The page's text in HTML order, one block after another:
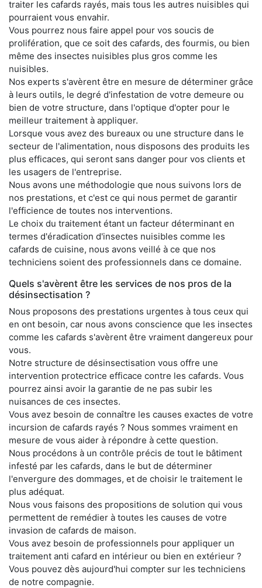
traiter les cafards rayés, mais tous les autres nuisibles qui
pourraient vous envahir.
Vous pourrez nous faire appel pour vos soucis de
prolifération, que ce soit des cafards, des fourmis, ou bien
même des insectes nuisibles plus gros comme les
nuisibles.
Nos experts s'avèrent être en mesure de déterminer grâce
à leurs outils, le degré d'infestation de votre demeure ou
bien de votre structure, dans l'optique d'opter pour le
meilleur traitement à appliquer.
Lorsque vous avez des bureaux ou une structure dans le
secteur de l'alimentation, nous disposons des produits les
plus efficaces, qui seront sans danger pour vos clients et
les usagers de l'entreprise.
Nous avons une méthodologie que nous suivons lors de
nos prestations, et c'est ce qui nous permet de garantir
l'efficience de toutes nos interventions.
Le choix du traitement étant un facteur déterminant en
termes d'éradication d'insectes nuisibles comme les
cafards de cuisine, nous avons veillé à ce que nos
techniciens soient des professionnels dans ce domaine.
Quels s'avèrent être les services de nos pros de la
désinsectisation ?
Nous proposons des prestations urgentes à tous ceux qui
en ont besoin, car nous avons conscience que les insectes
comme les cafards s'avèrent être vraiment dangereux pour
vous.
Notre structure de désinsectisation vous offre une
intervention protectrice efficace contre les cafards. Vous
pourrez ainsi avoir la garantie de ne pas subir les
nuisances de ces insectes.
Vous avez besoin de connaître les causes exactes de votre
incursion de cafards rayés ? Nous sommes vraiment en
mesure de vous aider à répondre à cette question.
Nous procédons à un contrôle précis de tout le bâtiment
infesté par les cafards, dans le but de déterminer
l'envergure des dommages, et de choisir le traitement le
plus adéquat.
Nous vous faisons des propositions de solution qui vous
permettent de remédier à toutes les causes de votre
invasion de cafards de maison.
Vous avez besoin de professionnels pour appliquer un
traitement anti cafard en intérieur ou bien en extérieur ?
Vous pouvez dès aujourd'hui compter sur les techniciens
de notre compagnie.